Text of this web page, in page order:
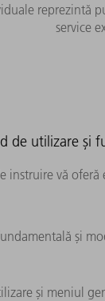
reprezintă
service
de utilizare și
instruire vă
și
și meniul